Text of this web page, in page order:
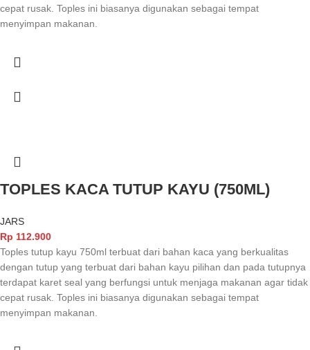
cepat rusak. Toples ini biasanya digunakan sebagai tempat
menyimpan makanan.
TOPLES KACA TUTUP KAYU (750ML)
JARS
Rp 112.900
Toples tutup kayu 750ml terbuat dari bahan kaca yang berkualitas
dengan tutup yang terbuat dari bahan kayu pilihan dan pada tutupnya
terdapat karet seal yang berfungsi untuk menjaga makanan agar tidak
cepat rusak. Toples ini biasanya digunakan sebagai tempat
menyimpan makanan.